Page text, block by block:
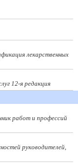
лекарственных
12-я редакция
работ и профессий
руководителей,